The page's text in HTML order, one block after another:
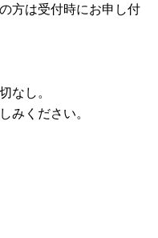
方は受付時にお申し付
なし。
みください。